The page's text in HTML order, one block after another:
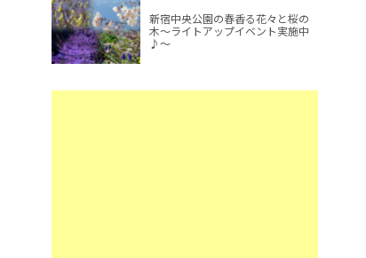
新宿中央公園の春香る花々と桜の
木～ライトアップイベント実施中
♪～